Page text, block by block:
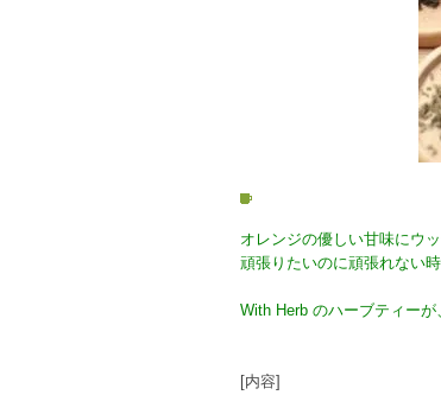
オレンジの優しい甘味にウ
頑張りたいのに頑張れない
With Herb のハーブティー
[内容]